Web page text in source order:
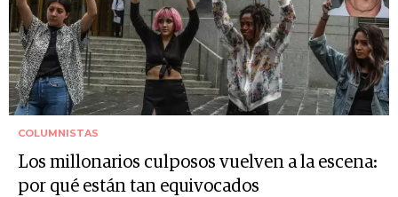
COLUMNISTAS
Los millonarios culposos vuelven a la escena:
por qué están tan equivocados